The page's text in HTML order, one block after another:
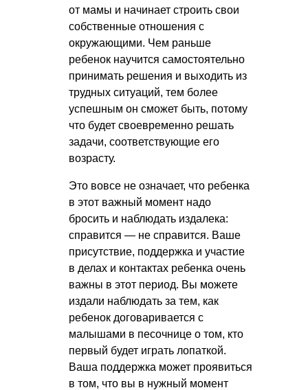
от мамы и начинает строить свои
собственные отношения с
окружающими. Чем раньше
ребенок научится самостоятельно
принимать решения и выходить из
трудных ситуаций, тем более
успешным он сможет быть, потому
что будет своевременно решать
задачи, соответствующие его
возрасту.
Это вовсе не означает, что ребенка
в этот важный момент надо
бросить и наблюдать издалека:
справится — не справится. Ваше
присутствие, поддержка и участие
в делах и контактах ребенка очень
важны в этот период. Вы можете
издали наблюдать за тем, как
ребенок договаривается с
малышами в песочнице о том, кто
первый будет играть лопаткой.
Ваша поддержка может проявиться
в том, что вы в нужный момент